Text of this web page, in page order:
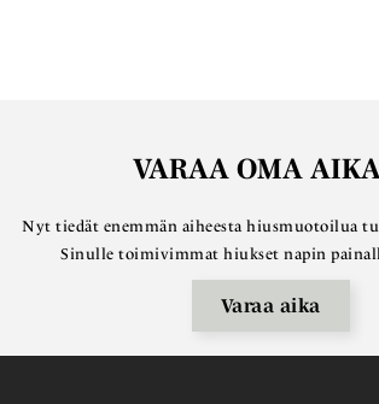
VARAA OMA
Nyt tiedät enemmän aiheesta hiusmuotoilua
Sinulle toimivimmat hiukset napin
Varaa aika